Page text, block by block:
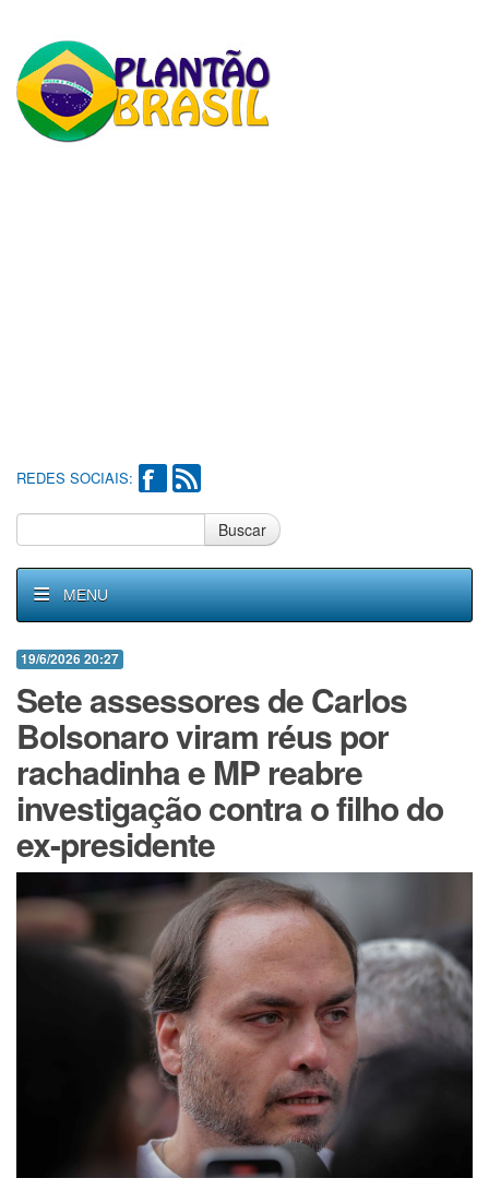
REDES SOCIAIS:
Buscar
MENU
19/6/2026 20:27
Sete assessores de Carlos
Bolsonaro viram réus por
rachadinha e MP reabre
investigação contra o filho do
ex-presidente